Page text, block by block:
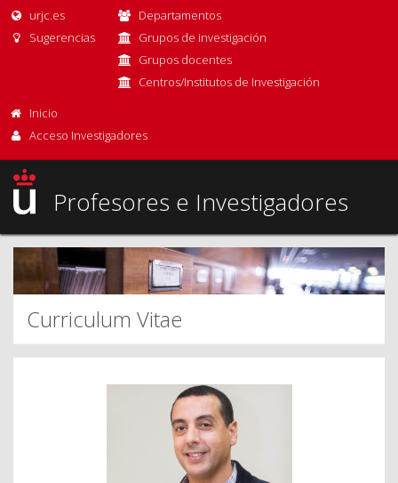
urjc.es
Sugerencias
Departamentos
Grupos de investigación
Grupos docentes
Centros/Institutos de Investigación
Inicio
Acceso Investigadores
Profesores e Investigadores
Curriculum Vitae